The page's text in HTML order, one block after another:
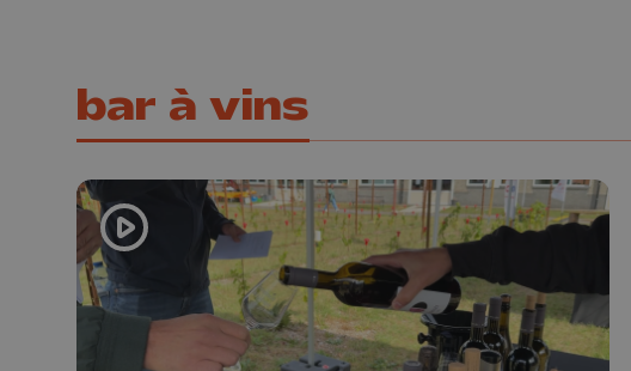
bar à vins